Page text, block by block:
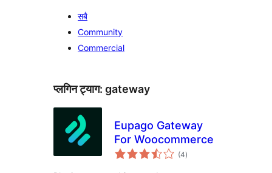
सबै
Community
Commercial
प्लगिन ट्याग: gateway
Eupago Gateway
For Woocommerce
(4कुल
रेटिङ्गहरू
)